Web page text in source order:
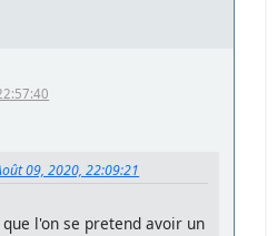
09, 2020, 22:09:21
l'on se pretend avoir un